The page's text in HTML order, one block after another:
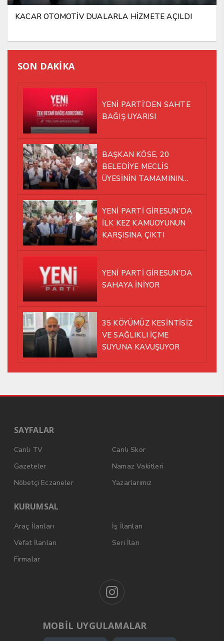
KACAR OTOMOTİV DUALARLA HİZMETE AÇILDI
SON DAKİKA
YENİ PARTİ’DEN SAHTE
BAĞIŞ UYARISI
BAŞKAN KÖSE, 20
BELEDİYE MECLİS
ÜYESİNİN TAMAMININ
YÜRÜMEYE KARAR VERDİK
YENİ PARTİ GİRESUN’DA
İLK KEZ KAMUOYUNUN
KARŞISINA ÇIKTI
YENİ PARTİ GİRESUN’DA
SAHAYA İNİYOR
35 KÖYÜMÜZ KESİNTİSİZ
VE SAĞLIKLI İÇME
SUYUNA KAVUŞUYOR
SAYFALAR
Canlı TV
Canlı Skor
Gazeteler
Namaz Vakitleri
Nöbetçi Eczaneler
Yazarlarımız
KURUMSAL
Araç İlanları
İş İlanları
Vefat İlanları
Seri İlan
Firmalar
MOBİL UYGULAMALAR